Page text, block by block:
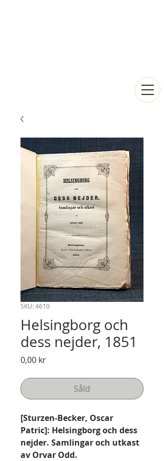
SKU: 4610
Helsingborg och
dess nejder, 1851
0,00 krPris
Såld
[Sturzen-Becker, Oscar
Patric]: Helsingborg och dess
nejder. Samlingar och utkast
av Orvar Odd.